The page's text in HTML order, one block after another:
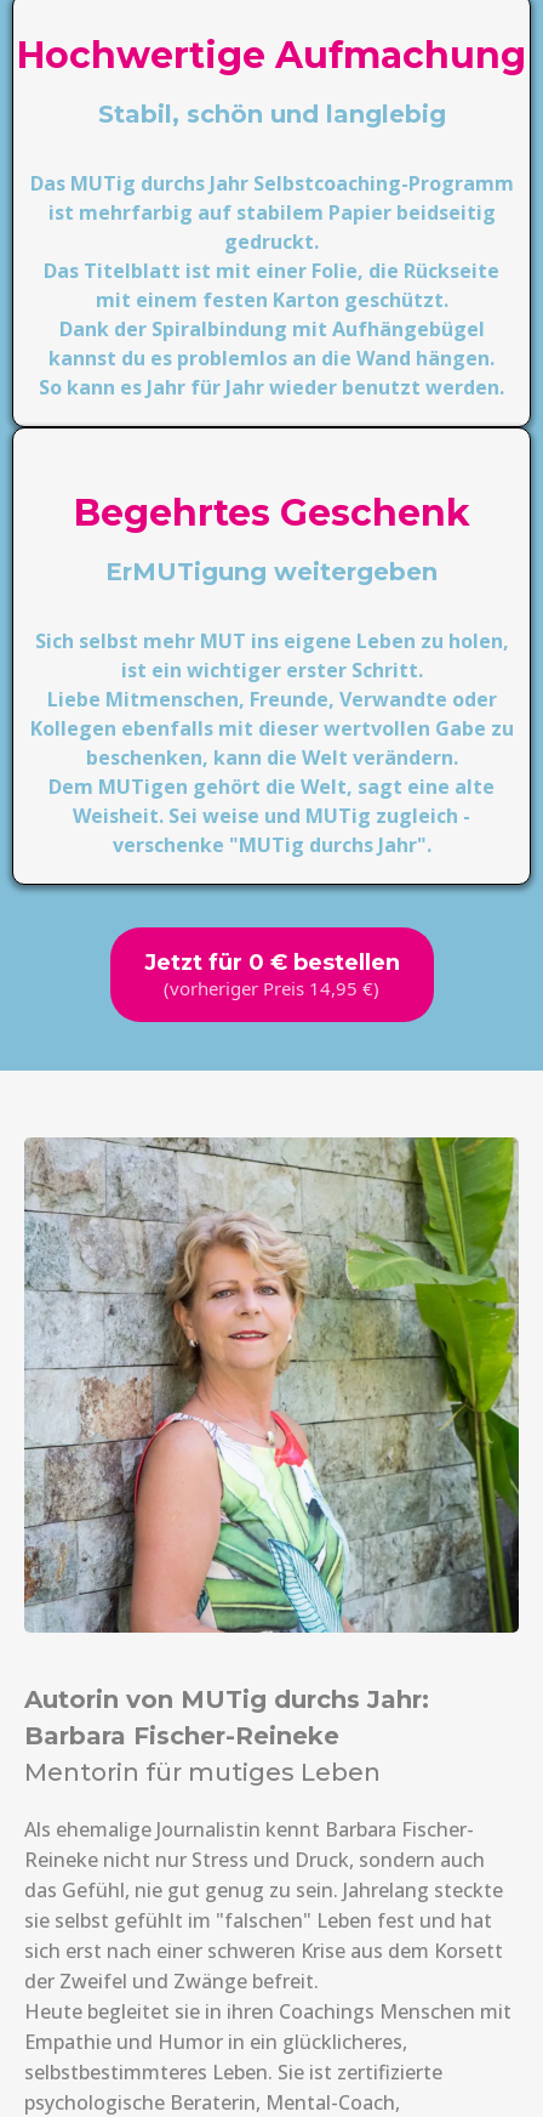
Hochwertige Aufmachung
Stabil, schön und langlebig
Das MUTig durchs Jahr Selbstcoaching-Programm
ist mehrfarbig auf stabilem Papier beidseitig
gedruckt.
Das Titelblatt ist mit einer Folie, die Rückseite
mit einem festen Karton geschützt.
Dank der Spiralbindung mit Aufhängebügel
kannst du es problemlos an die Wand hängen.
So kann es Jahr für Jahr wieder benutzt werden.
Begehrtes Geschenk
ErMUTigung weitergeben
Sich selbst mehr MUT ins eigene Leben zu holen,
ist ein wichtiger erster Schritt.
Liebe Mitmenschen, Freunde, Verwandte oder
Kollegen ebenfalls mit dieser wertvollen Gabe zu
beschenken, kann die Welt verändern.
Dem MUTigen gehört die Welt, sagt eine alte
Weisheit. Sei weise und MUTig zugleich -
verschenke "MUTig durchs Jahr".
Jetzt für 0 € bestellen
(vorheriger Preis 14,95 €)
Autorin von MUTig durchs Jahr:
Barbara Fischer-Reineke
Mentorin für mutiges Leben
Als ehemalige Journalistin kennt Barbara Fischer-
Reineke nicht nur Stress und Druck, sondern auch
das Gefühl, nie gut genug zu sein. Jahrelang steckte
sie selbst gefühlt im "falschen" Leben fest und hat
sich erst nach einer schweren Krise aus dem Korsett
der Zweifel und Zwänge befreit.
Heute begleitet sie in ihren Coachings Menschen mit
Empathie und Humor in ein glücklicheres,
selbstbestimmteres Leben. Sie ist zertifizierte
psychologische Beraterin, Mental-Coach,